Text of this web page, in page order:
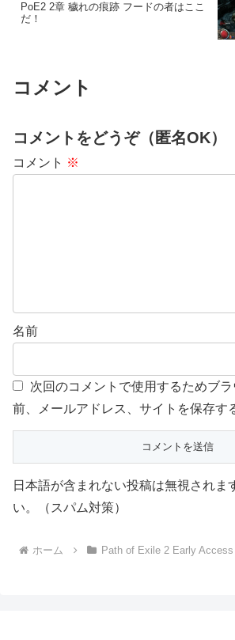
PoE2 2章 穢れの痕跡 フードの者はここ
だ！
コメント
コメントをどうぞ（匿名OK）
コメント ※
名前
次回のコメントで使用するためブ
前、メールアドレス、サイトを保存す
日本語が含まれない投稿は無視されま
い。（スパム対策）
ホーム Path of Exile 2 Early Access